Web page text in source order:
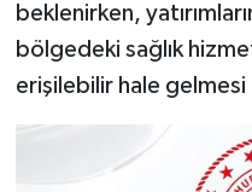
beklenirken,
bölgedeki sağlık
erişilebilir hale gelmesi